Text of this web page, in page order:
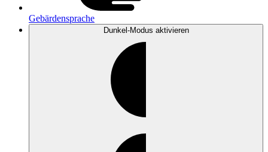
Gebärdensprache
Dunkel-Modus aktivieren